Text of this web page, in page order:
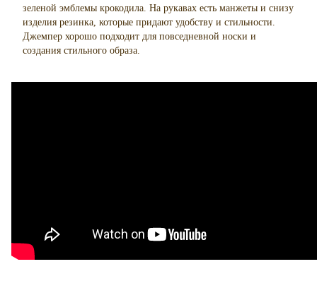
зеленой эмблемы крокодила. На рукавах есть манжеты и снизу
изделия резинка, которые придают удобству и стильности.
Джемпер хорошо подходит для повседневной носки и
создания стильного образа.